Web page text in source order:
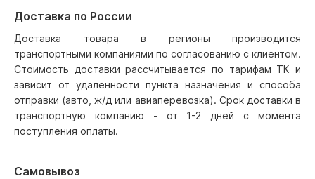
Доставка по России
Доставка товара в регионы производится
транспортными компаниями по согласованию с клиентом.
Стоимость доставки рассчитывается по тарифам ТК и
зависит от удаленности пункта назначения и способа
отправки (авто, ж/д или авиаперевозка). Срок доставки в
транспортную компанию - от 1-2 дней с момента
поступления оплаты.
Самовывоз